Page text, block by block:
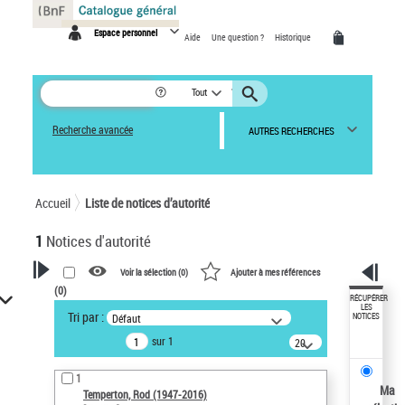
Espace personnel Aide Une question ? Historique
Tout
Recherche avancée AUTRES RECHERCHES
Accueil Liste de notices d’autorité
1 Notices d'autorité
VOTRE RECHERCHE
Recherche avancée dans les
notices d’autorité
Œuvres liées à l'auteur :
Temperton, Rod (1947-2016)
Voir la sélection (0) Ajouter à mes références
(0)
Tri par : Défaut
sur 1
20
résultats/page
1
Temperton, Rod (1947-2016)
RÉCUPÉRER
LES
NOTICES
Ma
Panneau de gestion des cookies